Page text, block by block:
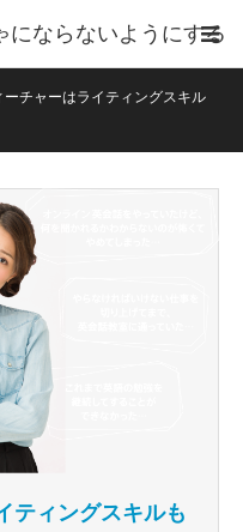
にならないようにする
ーチャーはライティングスキル
ティングスキルも